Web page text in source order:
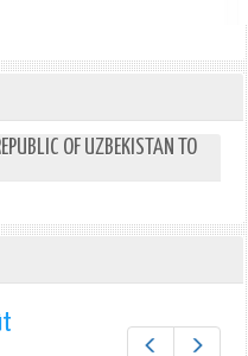
OF UZBEKISTAN TO
Préc.